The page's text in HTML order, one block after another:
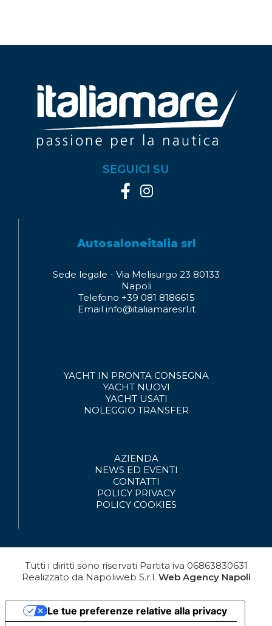
SEGUICI SU
Autosaloneitalia srl
Sede legale - Via Melisurgo 23 80133
Napoli
Telefono +39 081 8186615
Email info@italiamaresrl.it
YACHT IN PRONTA CONSEGNA
YACHT NUOVI
YACHT USATI
NOLEGGIO TRANSFER
AZIENDA
NEWS ED EVENTI
CONTATTI
POLICY PRIVACY
POLICY COOKIES
Tutti i diritti sono riservati Partita iva 06863830631
Realizzato da Napoliweb S.r.l. Web Agency Napoli
Le tue preferenze relative alla privacy